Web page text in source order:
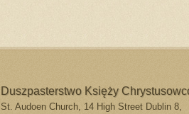
Duszpasterstwo Księży
St. Audoen Church, 14 High Street Dublin 8,